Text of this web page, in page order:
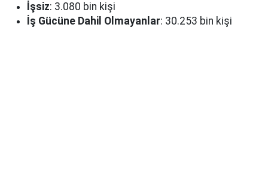
İşsiz: 3.080 bin kişi
İş Gücüne Dahil Olmayanlar: 30.253 bin kişi